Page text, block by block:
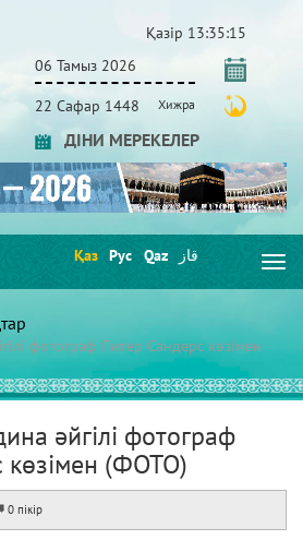
Қазір 13:35:16
06 Тамыз 2026
22 Сафар 1448 Хижра
ДІНИ МЕРЕКЕЛЕР
Қаз Рус Qaz قاز
фотограф Питер Сандерс көзімен
әйгілі фотограф
көзімен (ФОТО)
0 пікір